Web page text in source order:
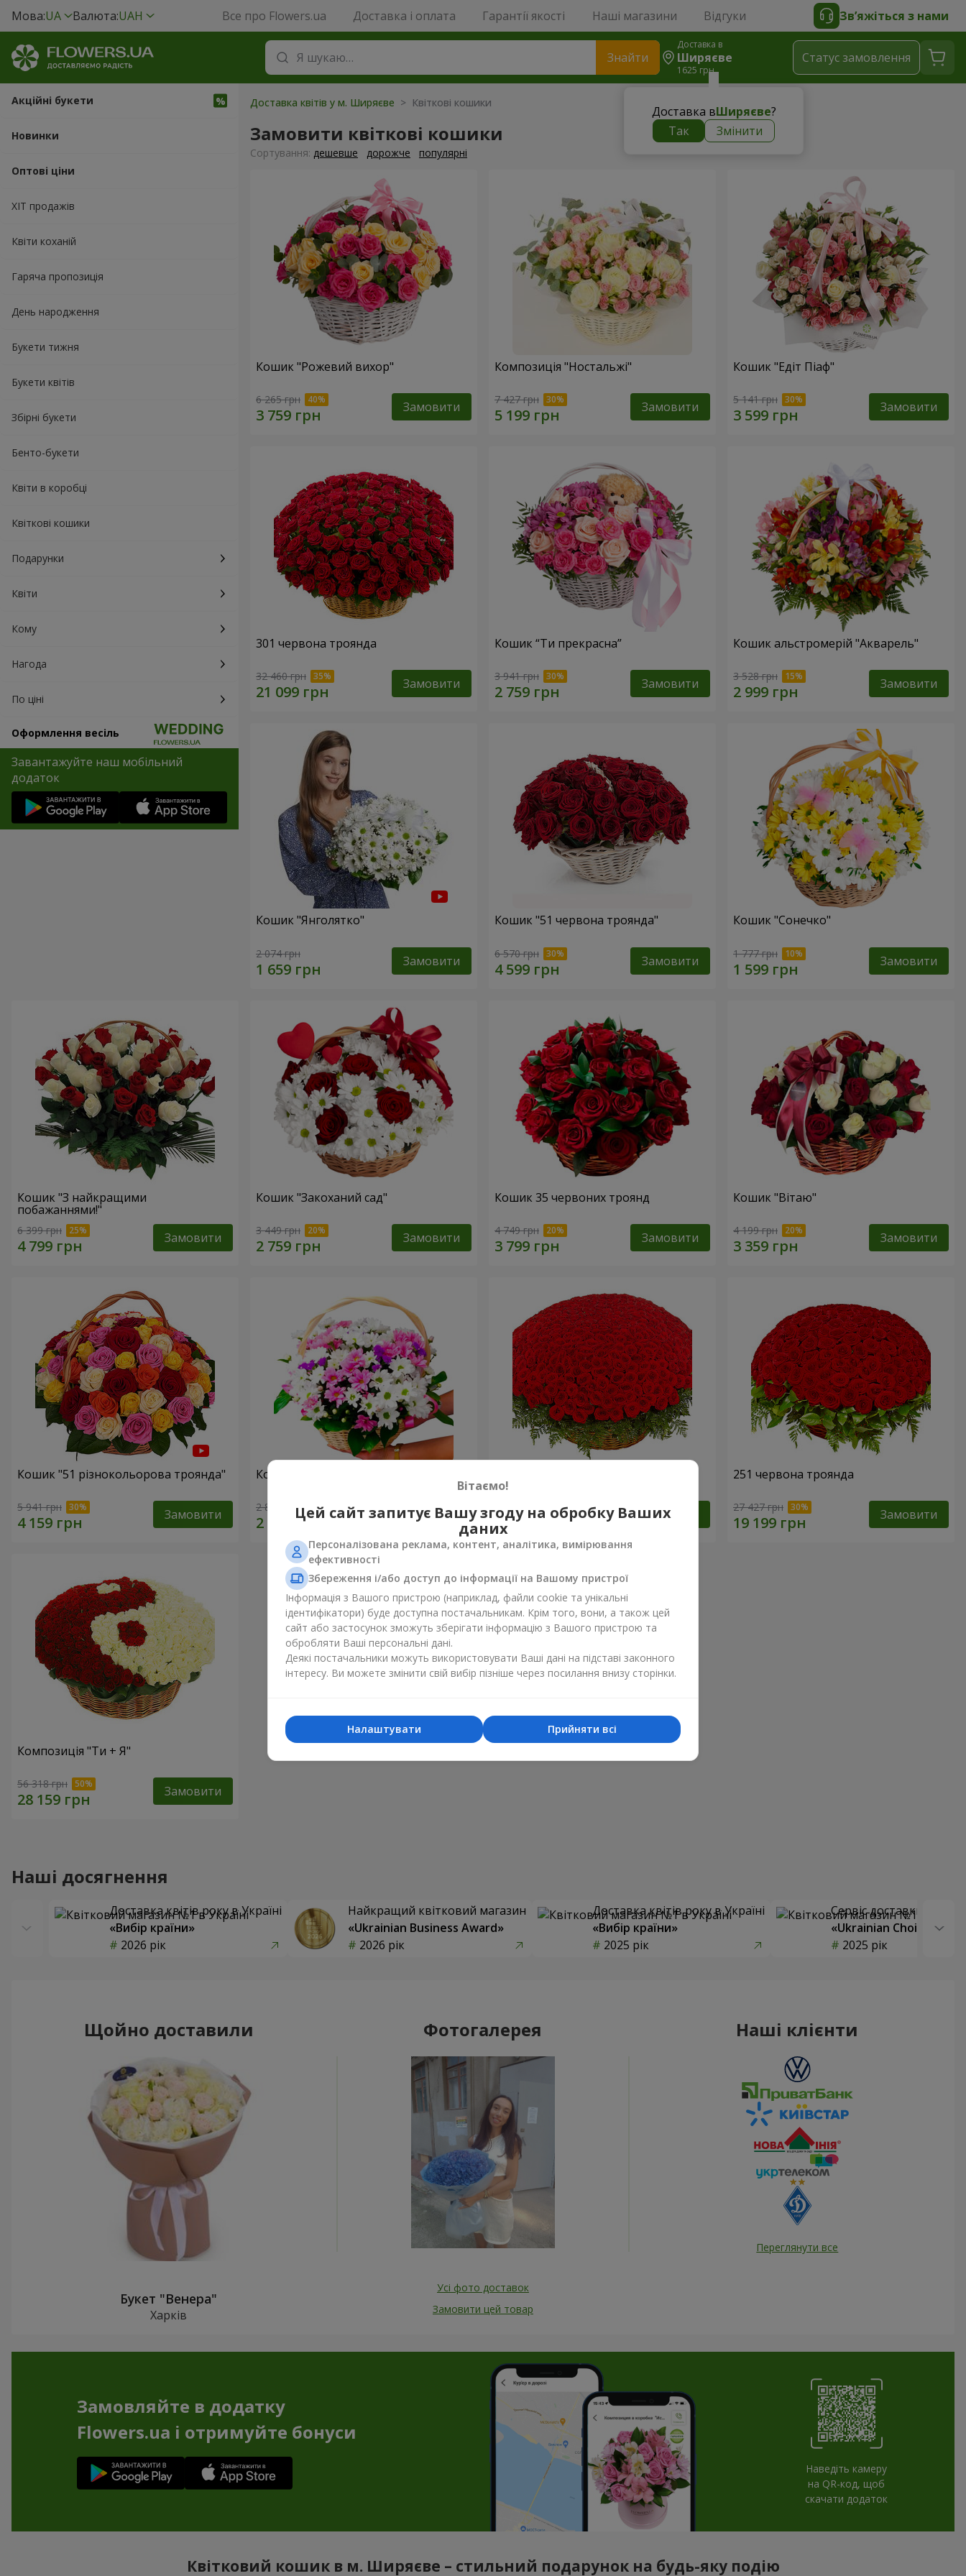
Мова:UA Валюта:UAH Все про Flowers.ua Доставка і оплата Гарантії якості Наші магазини Відгуки Зв’яжіться з нами
Знайти
Доставка в
Ширяєве
1625 грн
Доставка вШиряєве?
Так
Змінити
Статус замовлення
Акційні букети
Новинки
Оптові ціни
ХІТ продажів
Квіти коханій
Гаряча пропозиція
День народження
Букети тижня
Букети квітів
Збірні букети
Бенто-букети
Квіти в коробці
Квіткові кошики
Подарунки
Квіти
Кому
Нагода
По ціні
Оформлення весіль
Завантажуйте наш мобільний
додаток
Доставка квітів у м. Ширяєве > Квіткові кошики
Замовити квіткові кошики
Сортування: дешевше дорожче популярні
Кошик "Рожевий вихор"
6 265 грн Замовити
Композиція "Ностальжі"
7 427 грн Замовити
Кошик "Едіт Піаф"
5 141 грн Замовити
301 червона троянда
32 460 грн Замовити
Кошик “Ти прекрасна”
3 941 грн Замовити
Кошик альстромерій "Акварель"
3 528 грн Замовити
Кошик "Янголятко"
2 074 грн Замовити
Кошик "51 червона троянда"
6 570 грн Замовити
Кошик "Сонечко"
1 777 грн Замовити
Кошик "З найкращими
побажаннями!"
6 399 грн Замовити
Кошик "Закоханий сад"
3 449 грн Замовити
Кошик 35 червоних троянд
4 749 грн Замовити
Кошик "Вітаю"
4 199 грн Замовити
Кошик "51 різнокольорова троянда"
5 941 грн Замовити
Кошик хризантем "Яскрава галявина"
2 822 грн Замовити 64 907 грн Замовити
251 червона троянда
27 427 грн Замовити
Композиція "Ти + Я"
56 318 грн Замовити
Наші досягнення
Доставка квітів року в Україні
«Вибір країни»
2026 рік
Найкращий квітковий магазин
«Ukrainian Business Award»
2026 рік
Доставка квітів року в Україні
«Вибір країни»
2025 рік
Сервіс доставки квітів
«Ukrainian Choice»
2025 рік
Щойно доставили
Букет "Венера"
Харків
Фотогалерея
Усі фото доставок
Замовити цей товар
Наші клієнти
Переглянути все
Замовляйте в додатку
Flowers.ua і отримуйте бонуси
Наведіть камеру
на QR-код, щоб
скачати додаток
Квітковий кошик в м. Ширяєве – стильний подарунок на будь-яку подію
Вітаємо!
Цей сайт запитує Вашу згоду на обробку Ваших
даних
Персоналізована реклама, контент, аналітика, вимірювання
ефективності
Збереження і/або доступ до інформації на Вашому пристрої
Інформація з Вашого пристрою (наприклад, файли cookie та унікальні
ідентифікатори) буде доступна постачальникам. Крім того, вони, а також цей
сайт або застосунок зможуть зберігати інформацію з Вашого пристрою та
обробляти Ваші персональні дані.
Деякі постачальники можуть використовувати Ваші дані на підставі законного
інтересу. Ви можете змінити свій вибір пізніше через посилання внизу сторінки.
Прийняти всі
Налаштувати